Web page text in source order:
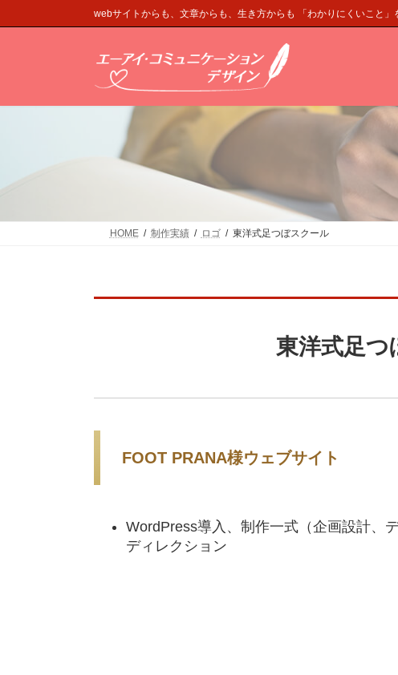
ン
へ
プ
ビ
ョ
動
webサイトからも、文章からも、生き方からも 「わかりにくいこと」
HOME 制作実績 ロゴ 東洋式足つぼスクール
東洋式足つ
FOOT PRANA様ウェブサイト
WordPress導入、制作一式（企画設計、
ディレクション